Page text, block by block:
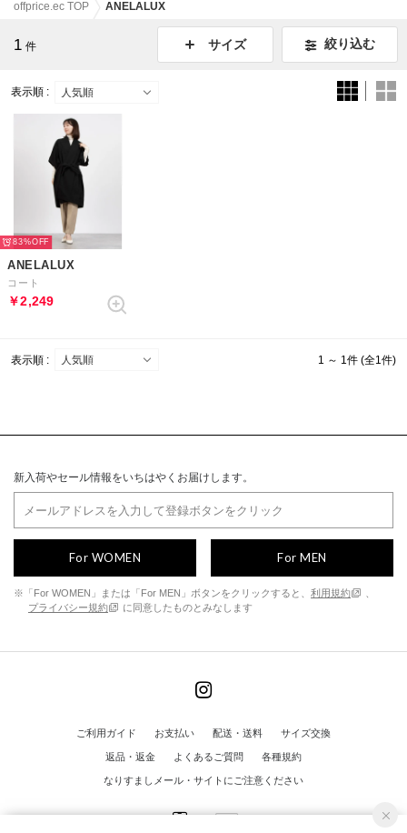
offprice.ec TOP ANELALUX
1 件 サイズ 絞り込む
表示順 :
83%
ANELALUX
コート
￥2,249
表示順 : 1 ～ 1件 (全1件)
新入荷やセール情報をいちはやくお届けします。
For WOMEN For MEN
※「For WOMEN」または「For MEN」ボタンをクリックすると、 利用規約
プライバシー規約
に同意したものとみなします
ご利用ガイド お支払い 配送・送料 サイズ交換
返品・返金 よくあるご質問 各種規約
なりすましメール・サイトにご注意ください